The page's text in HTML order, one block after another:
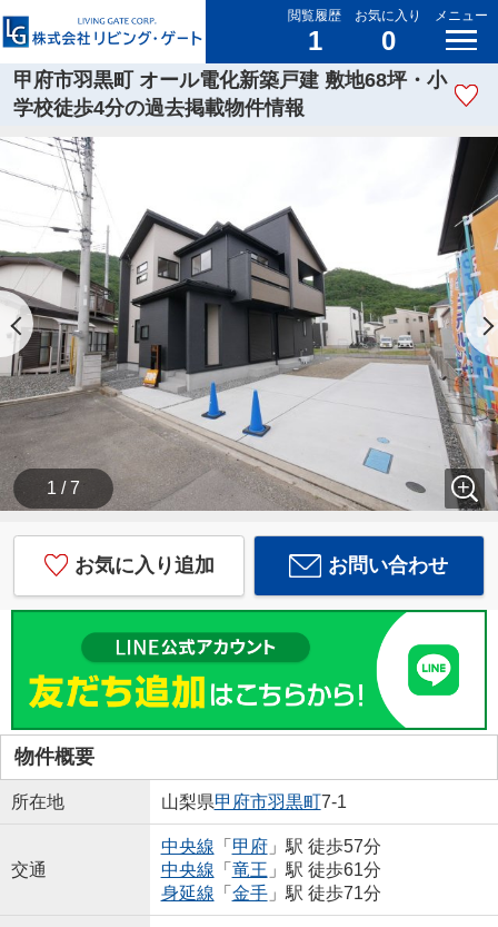
閲覧履歴
1
お気に入り
0
メニュー
甲府市羽黒町 オール電化新築戸建 敷地68坪・小
学校徒歩4分の過去掲載物件情報
1 / 7
お気に入り追加 お問い合わせ
物件概要
所在地 山梨県甲府市羽黒町7-1
交通
中央線 「 甲府」駅 徒歩57分
中央線 「 竜王 」駅 徒歩61分
身延線 「 金手」駅 徒歩71分